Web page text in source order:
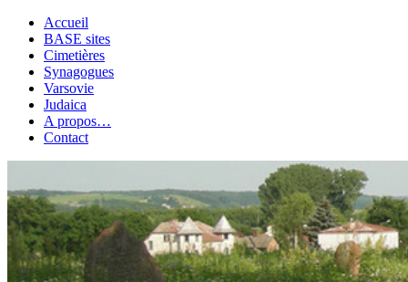
Accueil
BASE sites
Cimetières
Synagogues
Varsovie
Judaica
A propos…
Contact